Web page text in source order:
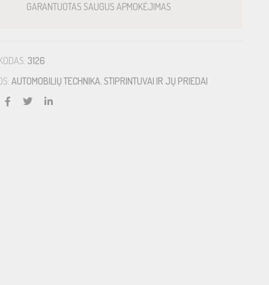
GARANTUOTAS SAUGUS APMOKĖJIMAS
3126
AUTOMOBILIŲ TECHNIKA, STIPRINTUVAI IR JŲ PRIEDAI